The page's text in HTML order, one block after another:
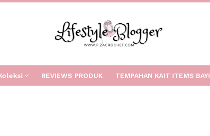
REVIEWS PRODUK TEMPAHAN KAIT ITEMS BAYI